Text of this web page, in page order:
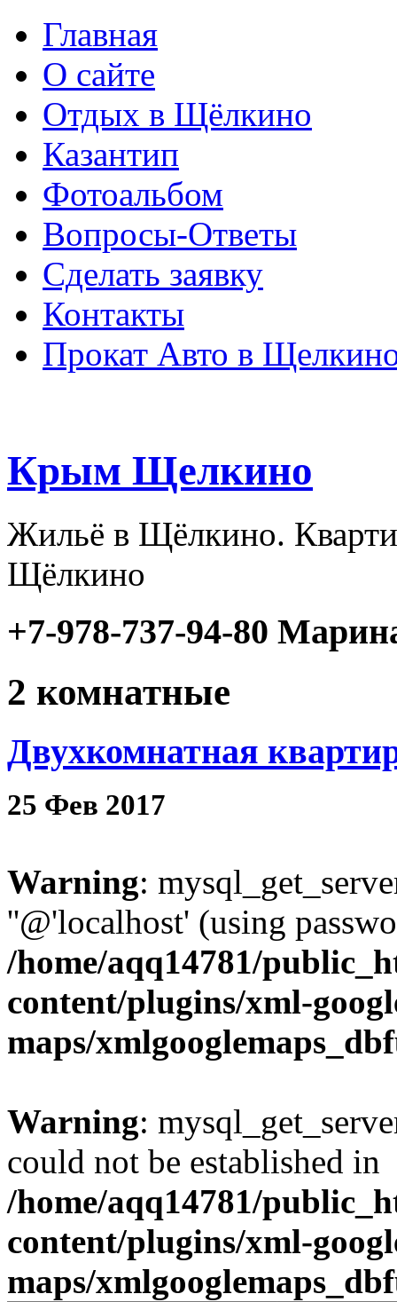
Главная
О сайте
Отдых в Щёлкино
Казантип
Фотоальбом
Вопросы-Ответы
Сделать заявку
Контакты
Прокат Авто в
Крым Щелкино
Жильё в Щёлкино.
Щёлкино
+7-978-737-94-80
2 комнатные
Двухкомнатная
25 Фев 2017
Warning:
''@'localhost' (using
/home/aqq14781/
content/plugins/xml-
maps/
Warning:
could not be established in
/home/aqq14781/
content/plugins/xml-
maps/